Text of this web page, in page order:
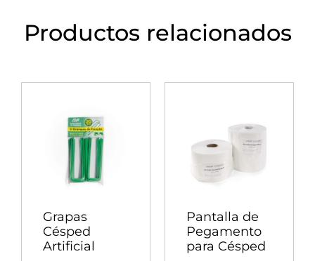
Productos relacionados
Grapas
Césped
Artificial
Pantalla de
Pegamento
para Césped